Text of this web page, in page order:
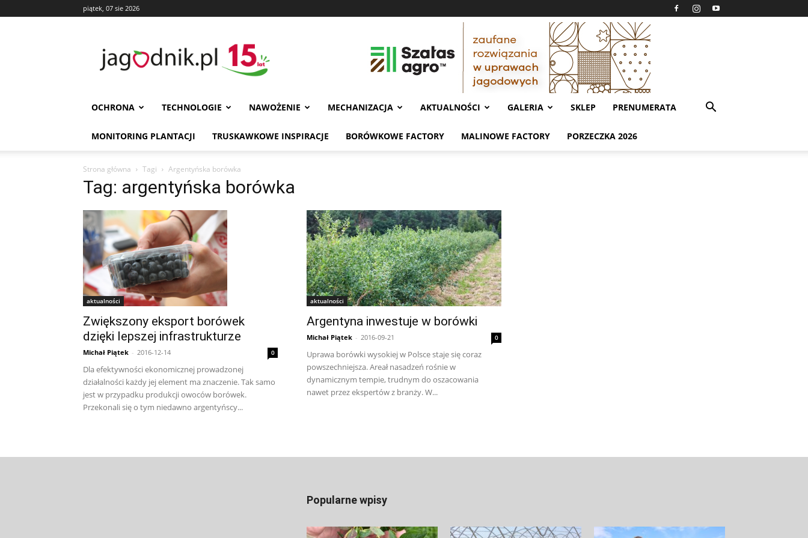
piątek, 07 sie 2026
OCHRONA TECHNOLOGIE NAWOŻENIE MECHANIZACJA AKTUALNOŚCI GALERIA SKLEP PRENUMERATA
MONITORING PLANTACJI TRUSKAWKOWE INSPIRACJE BORÓWKOWE FACTORY MALINOWE FACTORY PORZECZKA 2026
Strona główna Tagi Argentyńska borówka
Tag: argentyńska borówka
aktualności
Zwiększony eksport borówek
dzięki lepszej infrastrukturze
Michał Piątek - 2016-12-14 0
Dla efektywności ekonomicznej prowadzonej
działalności każdy jej element ma znaczenie. Tak samo
jest w przypadku produkcji owoców borówek.
Przekonali się o tym niedawno argentyńscy...
aktualności
Argentyna inwestuje w borówki
Michał Piątek - 2016-09-21 0
Uprawa borówki wysokiej w Polsce staje się coraz
powszechniejsza. Areał nasadzeń rośnie w
dynamicznym tempie, trudnym do oszacowania
nawet przez ekspertów z branży. W...
Popularne wpisy